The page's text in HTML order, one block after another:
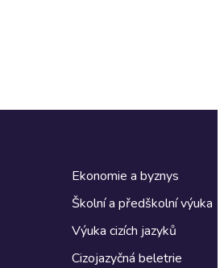
Ekonomie a byznys
Školní a předškolní výuka
Výuka cizích jazyků
Cizojazyčná beletrie